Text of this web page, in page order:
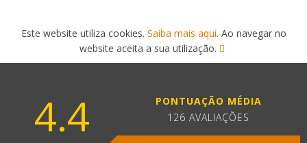
Este website utiliza cookies. Saiba mais aqui. Ao navegar no
website aceita a sua utilização.
4.4
PONTUAÇÃO MÉDIA
126 AVALIAÇÕES